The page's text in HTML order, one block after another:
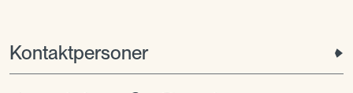
Kontaktpersoner